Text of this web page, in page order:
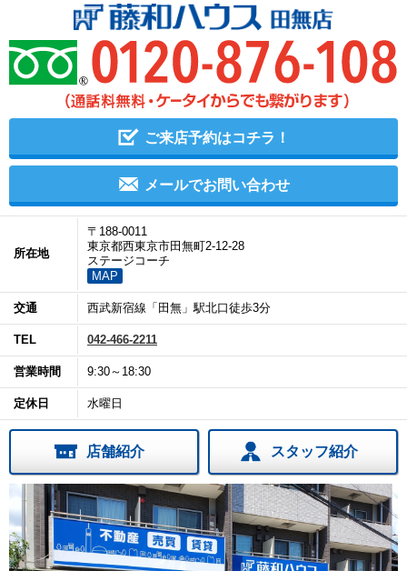
ご来店予約はコチラ！
メールでお問い合わせ
所在地
〒188-0011
東京都西東京市田無町2-12-28
ステージコーチ
MAP
交通 西武新宿線「田無」駅北口徒歩3分
TEL 042-466-2211
営業時間 9:30～18:30
定休日 水曜日
店舗紹介 スタッフ紹介